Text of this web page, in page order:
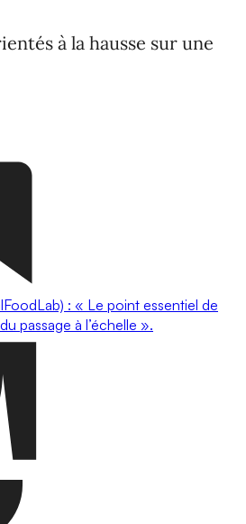
à la hausse sur une
: « Le point essentiel de
passage à l’échelle ».